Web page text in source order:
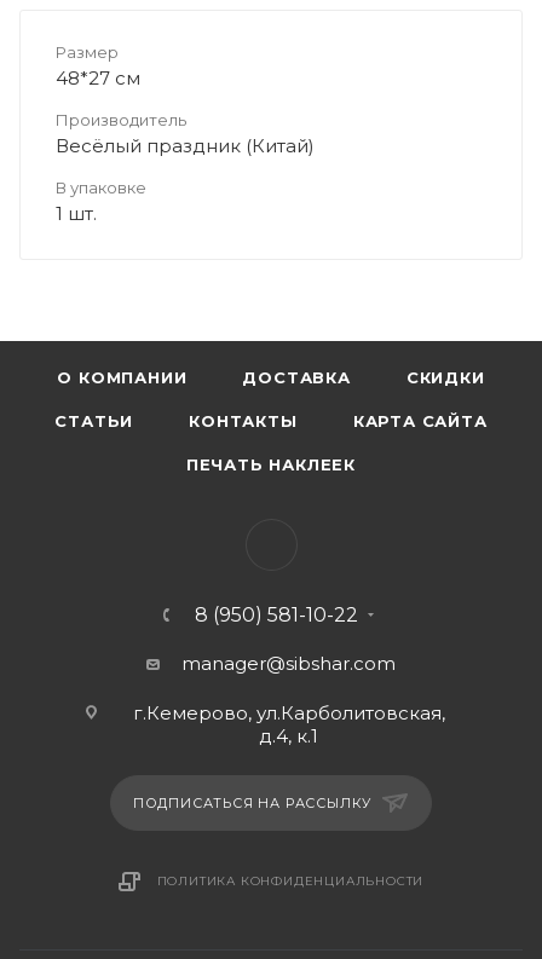
Размер
48*27 см
Производитель
Весёлый праздник (Китай)
В упаковке
1 шт.
О КОМПАНИИ ДОСТАВКА СКИДКИ
СТАТЬИ КОНТАКТЫ КАРТА САЙТА
ПЕЧАТЬ НАКЛЕЕК
8 (950) 581-10-22
manager@sibshar.com
г.Кемерово, ул.Карболитовская,
д.4, к.1
ПОДПИСАТЬСЯ НА РАССЫЛКУ
ПОЛИТИКА КОНФИДЕНЦИАЛЬНОСТИ